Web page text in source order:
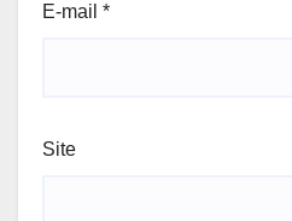
E-mail *
Site